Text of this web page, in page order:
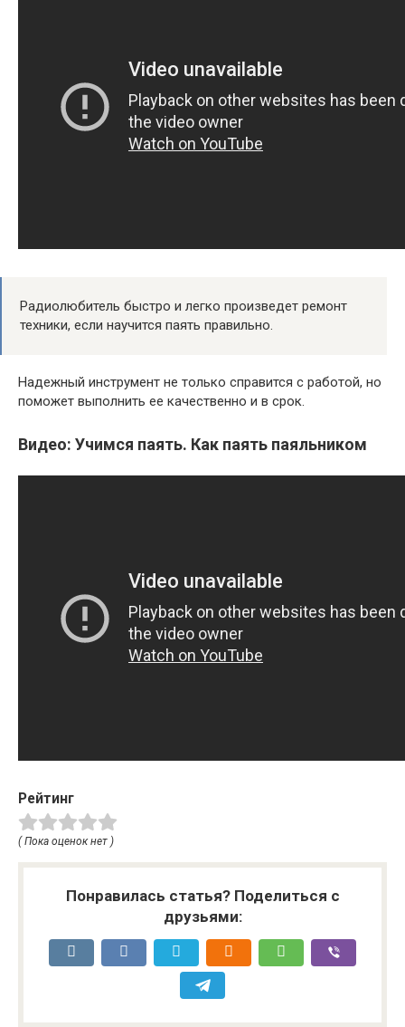
Радиолюбитель быстро и легко произведет ремонт
техники, если научится паять правильно.
Надежный инструмент не только справится с работой, но
поможет выполнить ее качественно и в срок.
Видео: Учимся паять. Как паять паяльником
Рейтинг
( Пока оценок нет )
Понравилась статья? Поделиться с
друзьями: